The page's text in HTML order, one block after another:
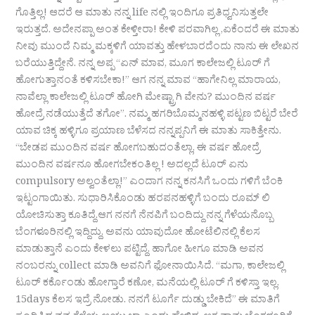
ಗೊತ್ತಿಲ್ಲ! ಆದರೆ ಆ ಮಾತು ನನ್ನ life ನಲ್ಲಿ ಇಂದಿಗೂ ಪ್ರತಿಧ್ವನಿಸುತ್ತಲೇ
ಇರುತ್ತದೆ. ಅದೇನಪ್ಪಾ ಅಂತ ಕೇಳ್ತೀರಾ! ಕೇಳಿ ಪರವಾಗಿಲ್ಲ ,ಏಕೆಂದರೆ ಈ ಮಾತು
ನೀವು ಮುಂದೆ ನಿಮ್ಮ ಮಕ್ಕಳಿಗೆ ಯಾವತ್ತು ಹೇಳಬಾರದೆಂದು ನಾನು ಈ ಲೇಖನ
ಬರೆಯುತ್ತಿದ್ದೇನೆ. ನನ್ನ ಅಪ್ಪ “ಏನ್ ಮಾವ, ಮೂಗ ಕಾಲೇಜಲ್ಲಿ ಟೂರ್ ಗೆ
ಹೋಗುತ್ತಾನಂತೆ ಕಳಿಸಬೇಕಾ!” ಆಗ ನನ್ನ ಮಾವ “ಹಾಗೇನಿಲ್ಲ ಮಾರಾಯ,
ನಾವೆಲ್ಲಾ ಕಾಲೇಜಲ್ಲಿ ಟೂರ್ ಹೋಗಿ ಮೇಷ್ಟ್ರಾಗಿ ವೇನು? ಮುಂದಿನ ವರ್ಷ
ಹೋದ್ರೆ ನಡೆಯುತ್ತೆದೆ ತಗೋ”. ನಮ್ಮ ಹಗರಿಬೊಮ್ಮನಹಳ್ಳಿ ಪಟ್ಟಣ ಬಿಟ್ಟರೆ ಬೇರೆ
ಯಾವ ಚಿಕ್ಕ ಹಳ್ಳಿಗೂ ಪ್ರಯಾಣ ಬೆಳೆಸದ ನನ್ನಪ್ಪನಿಗೆ ಈ ಮಾತು ಸಾಕಿತ್ತೇನು.
“ಬೇಡಪ ಮುಂದಿನ ವರ್ಷ ಹೋಗಬಹುದಂತೆಲ್ಲಾ, ಈ ವರ್ಷ ಹೋದ್ರೆ
ಮುಂದಿನ ವರ್ಷನೂ ಹೋಗಬೇಕಂತಿಲ್ಲ ! ಅದಲ್ಲದೆ ಟೂರ್ ಏನು
compulsory ಅಲ್ವಂತೆಲ್ಲಾ!” ಎಂದಾಗ ನನ್ನ ಕನಸಿಗೆ ಒಂದು ಗಳಿಗೆ ಬೆಂಕಿ
ಇಟ್ಟಂಗಾಯಿತು. ಸುಧಾರಿಸಿಕೊಂಡು ಹರಪನಹಳ್ಳಿಗೆ ಬಂದು ರೂಮ್ ಲಿ
ಯೋಚಿಸುತ್ತಾ ಕೂತಿದ್ದೆ.ಆಗ ನನಗೆ ನೆನಪಿಗೆ ಬಂದಿದ್ದು ನನ್ನ ಗೆಳೆಯನೊಬ್ಬ
ಬೆಂಗಳೂರಿನಲ್ಲಿ ಇದ್ದಿದ್ದು, ಅವನು ಯಾವುದೋ ಹೋಟೆಲಿನಲ್ಲಿ ಕೆಲಸ
ಮಾಡುತ್ತಾನೆ ಎಂದು ಕೇಳಲು ಪಟ್ಟಿದ್ದೆ. ಹಾಗೋ ಹೀಗೂ ಮಾಡಿ ಅವನ
ನಂಬರನ್ನು collect ಮಾಡಿ ಅವನಿಗೆ ಫೋನಾಯಿಸಿದೆ. “ಮಗಾ, ಕಾಲೇಜಲ್ಲಿ
ಟೂರ್ ಕರ್ಕೊಂಡು ಹೋಗ್ತಾರೆ ಕಣೋ, ಮನೆಯಲ್ಲಿ ಟೂರ್ ಗೆ ಕಳಿಸ್ತಾ ಇಲ್ಲ.
15days ಕೆಲಸ ಇದ್ರೆ ನೋಡು. ನನಗೆ ಟೂರ್ಗೆ ದುಡ್ಡು ಬೇಕಿದೆ” ಈ ಮಾತಿಗೆ